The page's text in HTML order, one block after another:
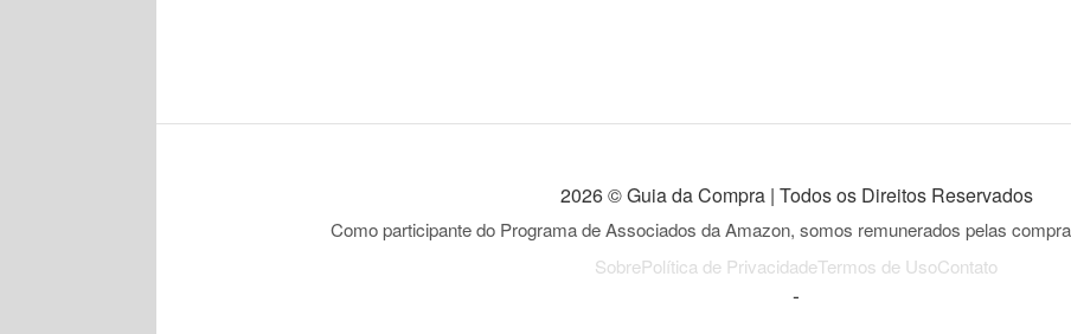
2026 © Guia da Compra | Todos os Direitos Reservados
Como participante do Programa de Associados da Amazon, somos remunerados pelas
SobrePolítica de PrivacidadeTermos de UsoContato